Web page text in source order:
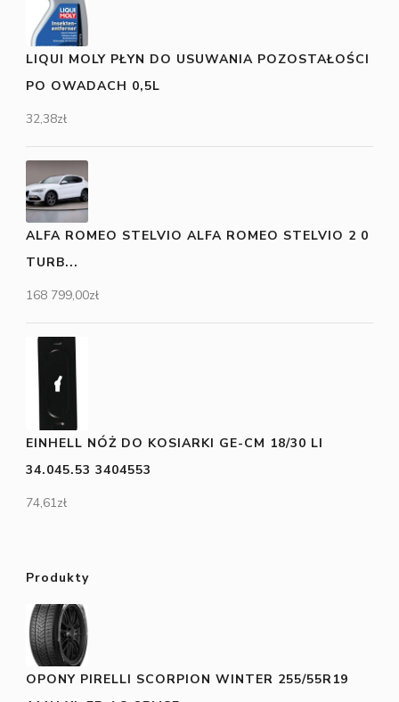
LIQUI MOLY PŁYN DO USUWANIA POZOSTAŁOŚCI
PO OWADACH 0,5L
32,38zł
ALFA ROMEO STELVIO ALFA ROMEO STELVIO 2 0
TURB...
168 799,00zł
EINHELL NÓŻ DO KOSIARKI GE-CM 18/30 LI
34.045.53 3404553
74,61zł
Produkty
OPONY PIRELLI SCORPION WINTER 255/55R19